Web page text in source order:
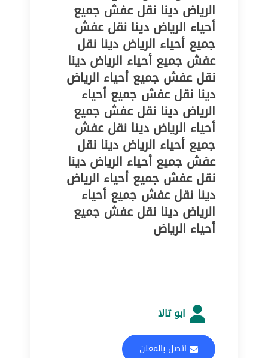
الرياض دينا نقل عفش جميع
أحياء الرياض دينا نقل عفش
جميع أحياء الرياض دينا نقل
عفش جميع أحياء الرياض دينا
نقل عفش جميع أحياء الرياض
دينا نقل عفش جميع أحياء
الرياض دينا نقل عفش جميع
أحياء الرياض دينا نقل عفش
جميع أحياء الرياض دينا نقل
عفش جميع أحياء الرياض دينا
نقل عفش جميع أحياء الرياض
دينا نقل عفش جميع أحياء
الرياض دينا نقل عفش جميع
أحياء الرياض
ابو تالا
اتصل بالمعلن